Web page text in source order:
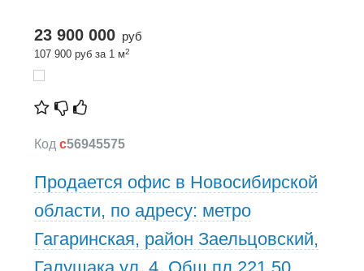
23 900 000 руб
107 900 руб за 1 м2
Код c56945575
Продается офис в Новосибирской
области, по адресу: метро
Гагаринская, район Заельцовский,